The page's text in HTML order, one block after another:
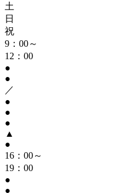
土
日
祝
9：00～
12：00
●
●
／
●
●
●
▲
●
16：00～
19：00
●
●